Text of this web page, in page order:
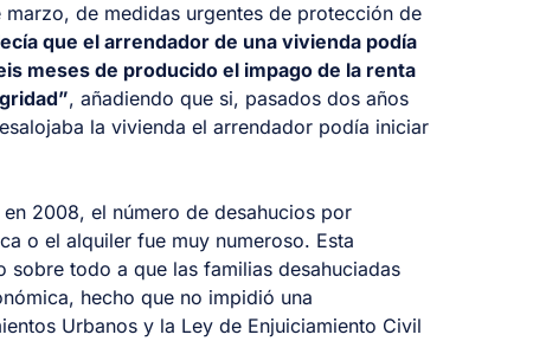
de medidas urgentes de protección de
que el arrendador de una vivienda podía
meses de producido el impago de la renta
, añadiendo que si, pasados dos años
la vivienda el arrendador podía iniciar
2008, el número de desahucios por
o el alquiler fue muy numeroso. Esta
todo a que las familias desahuciadas
hecho que no impidió una
Urbanos y la Ley de Enjuiciamiento Civil